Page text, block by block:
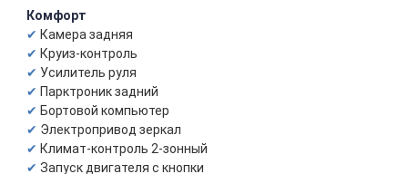
Комфорт
Камера задняя
Круиз-контроль
Усилитель руля
Парктроник задний
Бортовой компьютер
Электропривод зеркал
Климат-контроль 2-зонный
Запуск двигателя с кнопки